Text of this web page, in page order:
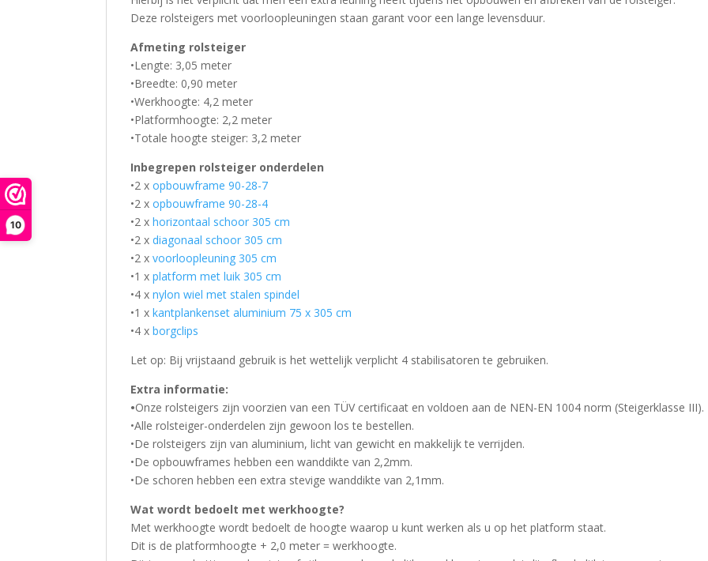
10
Deze rolsteigers met voorloopleuningen staan garant voor een lange levensduur.
Afmeting rolsteiger
•Lengte: 3,05 meter
•Breedte: 0,90 meter
•Werkhoogte: 4,2 meter
•Platformhoogte: 2,2 meter
•Totale hoogte steiger: 3,2 meter
Inbegrepen rolsteiger onderdelen
•2 x opbouwframe 90-28-7
•2 x opbouwframe 90-28-4
•2 xhorizontaal schoor 305 cm
•2 xdiagonaal schoor 305 cm
•2 xvoorloopleuning 305 cm
•1 xplatform met luik 305 cm
•4 xnylon wiel met stalen spindel
•1 xkantplankenset aluminium 75 x 305 cm
•4 xborgclips
Let op: Bij vrijstaand gebruik is het wettelijk verplicht 4 stabilisatoren te gebruiken.
Extra informatie:
•Onze rolsteigers zijn voorzien van een TÜV certificaat en voldoen aan de NEN-EN 1004 norm (Steigerklasse III).
•Alle rolsteiger-onderdelen zijn gewoon los te bestellen.
•De rolsteigers zijn van aluminium, licht van gewicht en makkelijk te verrijden.
•De opbouwframes hebben een wanddikte van 2,2mm.
•De schoren hebben een extra stevige wanddikte van 2,1mm.
Wat wordt bedoelt met werkhoogte?
Met werkhoogte wordt bedoelt de hoogte waarop u kunt werken als u op het platform staat.
Dit is de platformhoogte + 2,0 meter = werkhoogte.